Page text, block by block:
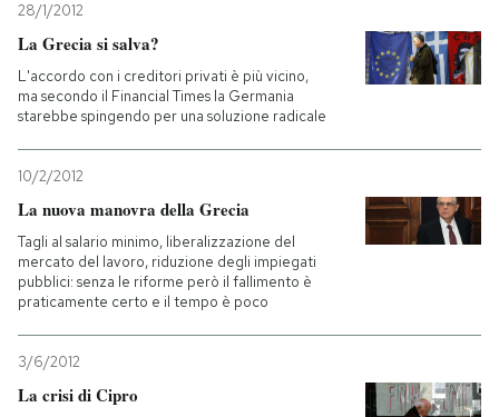
28/1/2012
La Grecia si salva?
L'accordo con i creditori privati è più vicino,
ma secondo il Financial Times la Germania
starebbe spingendo per una soluzione radicale
10/2/2012
La nuova manovra della Grecia
Tagli al salario minimo, liberalizzazione del
mercato del lavoro, riduzione degli impiegati
pubblici: senza le riforme però il fallimento è
praticamente certo e il tempo è poco
3/6/2012
La crisi di Cipro